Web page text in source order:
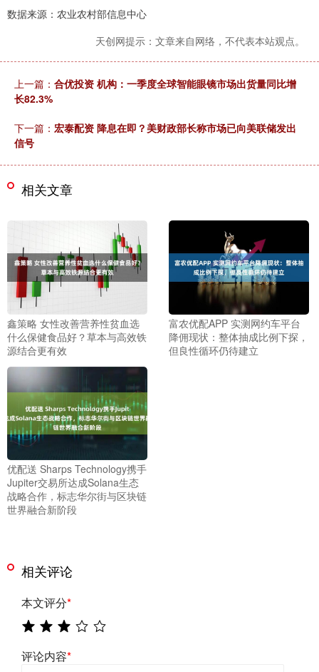
数据来源：农业农村部信息中心
天创网提示：文章来自网络，不代表本站观点。
上一篇： 合优投资 机构：一季度全球智能眼镜市场出货量同比增
长82.3%
下一篇： 宏泰配资 降息在即？美财政部长称市场已向美联储发出
信号
相关文章
鑫策略 女性改善营养性贫血选
什么保健食品好？草本与高效铁
源结合更有效
富农优配APP 实测网约车平台
降佣现状：整体抽成比例下探，
但良性循环仍待建立
优配送 Sharps Technology携手
Jupiter交易所达成Solana生态
战略合作，标志华尔街与区块链
世界融合新阶段
相关评论
本文评分*
评论内容*